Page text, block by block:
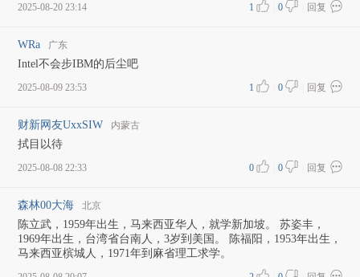
2025-08-20 23:14 回复
0
1
WRa 广东
Intel不会步IBM的后尘吧
2025-08-09 23:53 回复
0
1
财新网友UxxSIW 内蒙古
拭目以待
2025-08-08 22:33 回复
0
0
森林00大海 北京
陈立武，1959年出生，马来西亚华人，就学新加坡。 苏姿丰，
1969年出生，台湾省台南人，3岁到美国。 陈福阳，1953年出生，
马来西亚槟城人，1971年到麻省理工求学。